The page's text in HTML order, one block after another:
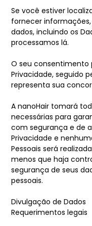
Se você estiver
fornecer
dados, incluindo os
processamos lá.
O seu consentimento
Privacidade, seguido
representa sua
A nanoHair tomará
necessárias para
com segurança e de
Privacidade e
Pessoais será
menos que haja
segurança de seus
pessoais.
Divulgação de Dados
Requerimentos legais